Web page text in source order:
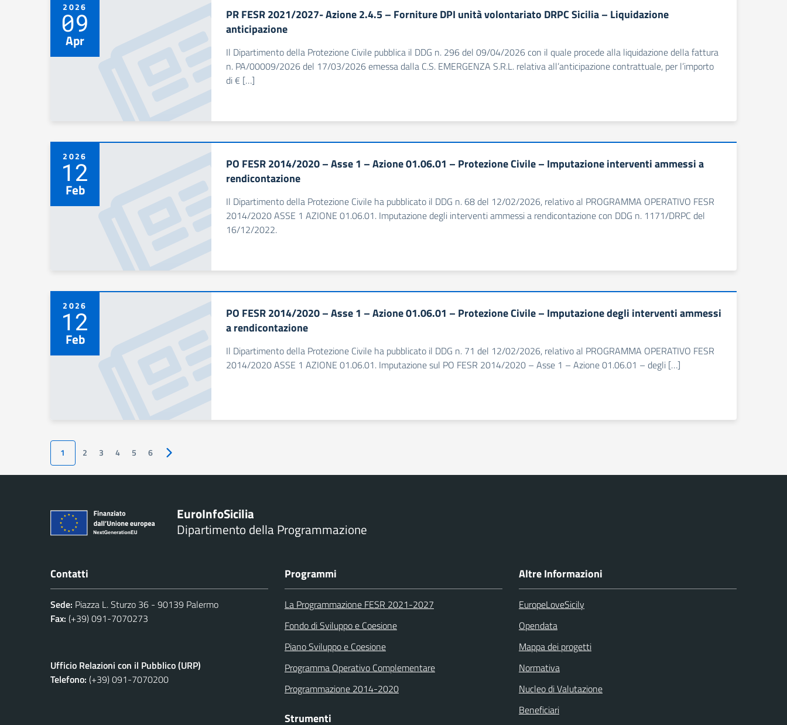
2026
09
Apr
PR FESR 2021/2027- Azione 2.4.5 – Forniture DPI unità volontariato DRPC Sicilia – Liquidazione
anticipazione
Il Dipartimento della Protezione Civile pubblica il DDG n. 296 del 09/04/2026 con il quale procede alla liquidazione della fattura
n. PA/00009/2026 del 17/03/2026 emessa dalla C.S. EMERGENZA S.R.L. relativa all’anticipazione contrattuale, per l’importo
di € […]
2026
12
Feb
PO FESR 2014/2020 – Asse 1 – Azione 01.06.01 – Protezione Civile – Imputazione interventi ammessi a
rendicontazione
Il Dipartimento della Protezione Civile ha pubblicato il DDG n. 68 del 12/02/2026, relativo al PROGRAMMA OPERATIVO FESR
2014/2020 ASSE 1 AZIONE 01.06.01. Imputazione degli interventi ammessi a rendicontazione con DDG n. 1171/DRPC del
16/12/2022.
2026
12
Feb
PO FESR 2014/2020 – Asse 1 – Azione 01.06.01 – Protezione Civile – Imputazione degli interventi ammessi
a rendicontazione
Il Dipartimento della Protezione Civile ha pubblicato il DDG n. 71 del 12/02/2026, relativo al PROGRAMMA OPERATIVO FESR
2014/2020 ASSE 1 AZIONE 01.06.01. Imputazione sul PO FESR 2014/2020 – Asse 1 – Azione 01.06.01 – degli […]
1 2 3 4 5 6 Pagina successiva
EuroInfoSicilia
Dipartimento della Programmazione
Contatti
Sede: Piazza L. Sturzo 36 - 90139 Palermo
Fax: (+39) 091-7070273
Ufficio Relazioni con il Pubblico (URP)
Telefono: (+39) 091-7070200
Programmi
La Programmazione FESR 2021-2027
Fondo di Sviluppo e Coesione
Piano Sviluppo e Coesione
Programma Operativo Complementare
Programmazione 2014-2020
Strumenti
Altre Informazioni
EuropeLoveSicily
Opendata
Mappa dei progetti
Normativa
Nucleo di Valutazione
Beneficiari